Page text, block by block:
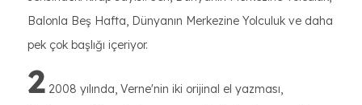
Balonla Beş Hafta, Dünyanın Merkezine Yolculuk ve daha
pek çok başlığı içeriyor.
2 2008 yılında, Verne'nin iki orijinal el yazması,